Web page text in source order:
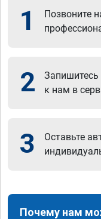
1 Позвоните
2
Запишитесь
к нам в
3
Оставьте
Почему нам